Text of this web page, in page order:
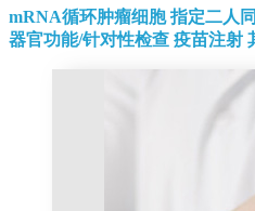
mRNA循环肿瘤细胞 指定二人
器官功能/针对性检查 疫苗注射